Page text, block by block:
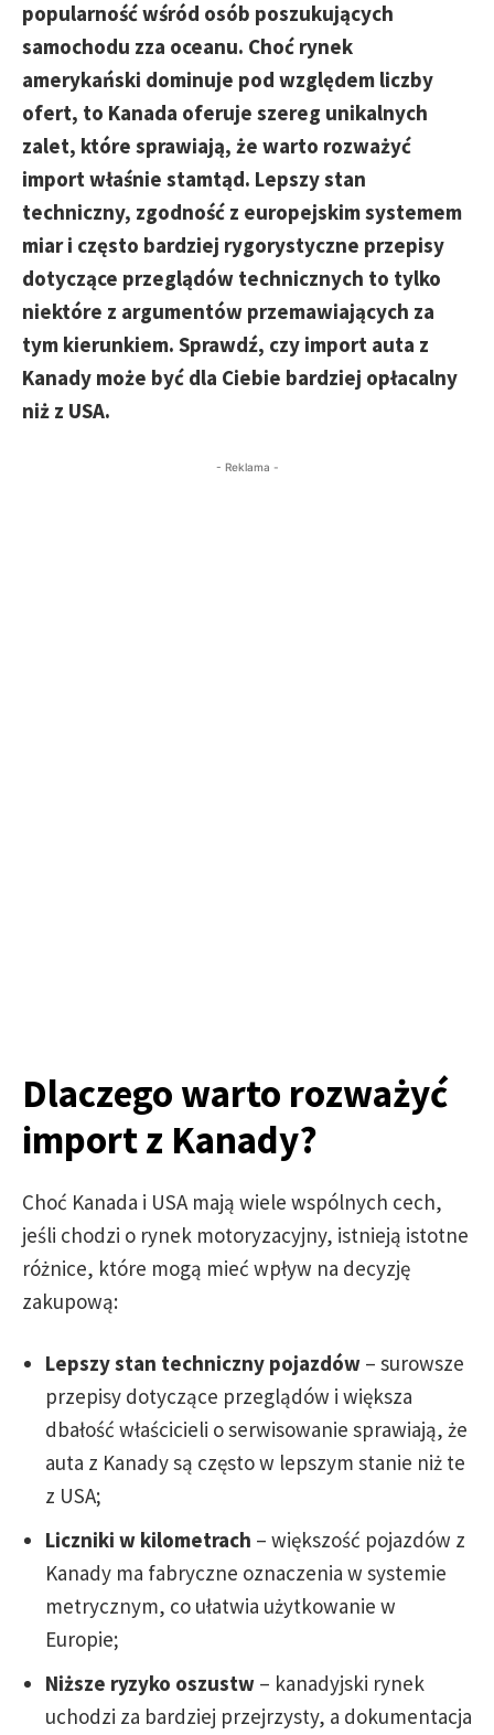
popularność wśród osób poszukujących
samochodu zza oceanu. Choć rynek
amerykański dominuje pod względem liczby
ofert, to Kanada oferuje szereg unikalnych
zalet, które sprawiają, że warto rozważyć
import właśnie stamtąd. Lepszy stan
techniczny, zgodność z europejskim systemem
miar i często bardziej rygorystyczne przepisy
dotyczące przeglądów technicznych to tylko
niektóre z argumentów przemawiających za
tym kierunkiem. Sprawdź, czy import auta z
Kanady może być dla Ciebie bardziej opłacalny
niż z USA.
- Reklama -
Dlaczego warto rozważyć
import z Kanady?
Choć Kanada i USA mają wiele wspólnych cech,
jeśli chodzi o rynek motoryzacyjny, istnieją istotne
różnice, które mogą mieć wpływ na decyzję
zakupową:
Lepszy stan techniczny pojazdów – surowsze
przepisy dotyczące przeglądów i większa
dbałość właścicieli o serwisowanie sprawiają, że
auta z Kanady są często w lepszym stanie niż te
z USA;
Liczniki w kilometrach – większość pojazdów z
Kanady ma fabryczne oznaczenia w systemie
metrycznym, co ułatwia użytkowanie w
Europie;
Niższe ryzyko oszustw – kanadyjski rynek
uchodzi za bardziej przejrzysty, a dokumentacja